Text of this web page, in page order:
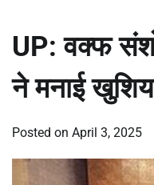
UP: वक्फ
ने मनाई
Posted on April 3, 2025